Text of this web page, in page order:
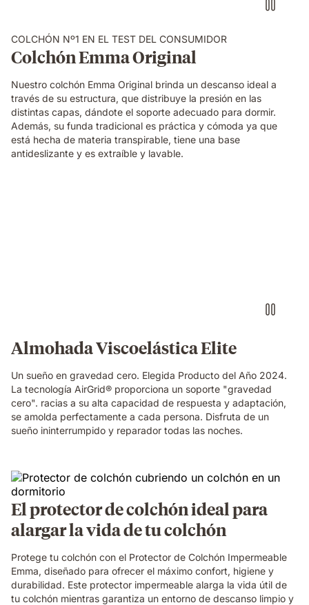
COLCHÓN Nº1 EN EL TEST DEL CONSUMIDOR
Colchón Emma Original
Nuestro colchón Emma Original brinda un descanso ideal a
través de su estructura, que distribuye la presión en las
distintas capas, dándote el soporte adecuado para dormir.
Además, su funda tradicional es práctica y cómoda ya que
está hecha de materia transpirable, tiene una base
antideslizante y es extraíble y lavable.
dormir
Almohada Viscoelástica Elite
Un sueño en gravedad cero. Elegida Producto del Año 2024.
La tecnología AirGrid® proporciona un soporte "gravedad
cero". racias a su alta capacidad de respuesta y adaptación,
se amolda perfectamente a cada persona. Disfruta de un
sueño ininterrumpido y reparador todas las noches.
El protector de colchón ideal para
alargar la vida de tu colchón
Protege tu colchón con el Protector de Colchón Impermeable
Emma, diseñado para ofrecer el máximo confort, higiene y
durabilidad. Este protector impermeable alarga la vida útil de
tu colchón mientras garantiza un entorno de descanso limpio y